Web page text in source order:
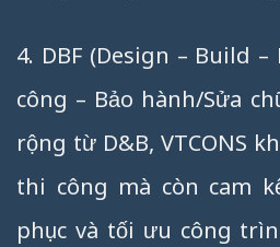
4. DBF (Design – Build
công – Bảo hành/Sửa
rộng từ D&B, VTCONS
thi công mà còn cam
phục và tối ưu công